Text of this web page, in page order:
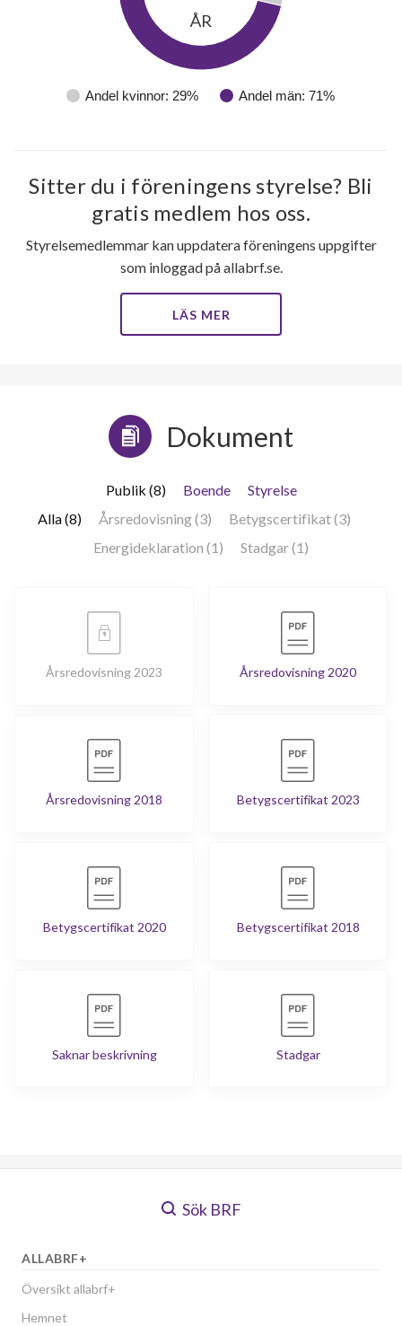
Andel kvinnor: 29% Andel män: 71%
ÅR
Sitter du i föreningens styrelse? Bli
gratis medlem hos oss.
Styrelsemedlemmar kan uppdatera föreningens uppgifter
som inloggad på allabrf.se.
LÄS MER
Dokument
Publik (8) Boende
Styrelse
Alla (8)
Årsredovisning (3)
Betygscertifikat (3)
Energideklaration (1)
Stadgar (1)
Årsredovisning 2023 Årsredovisning 2020
Årsredovisning 2018 Betygscertifikat 2023
Betygscertifikat 2020 Betygscertifikat 2018
Saknar beskrivning Stadgar
Sök BRF
ALLABRF+
Översikt allabrf+
Hemnet